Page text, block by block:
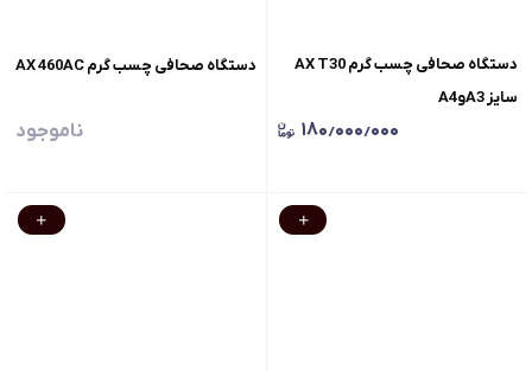
دستگاه صحافی چسب گرم AX T30
سایز A3وA4
۱۸۰٫۰۰۰٫۰۰۰
دستگاه صحافی چسب گرم AX 460AC
ناموجود